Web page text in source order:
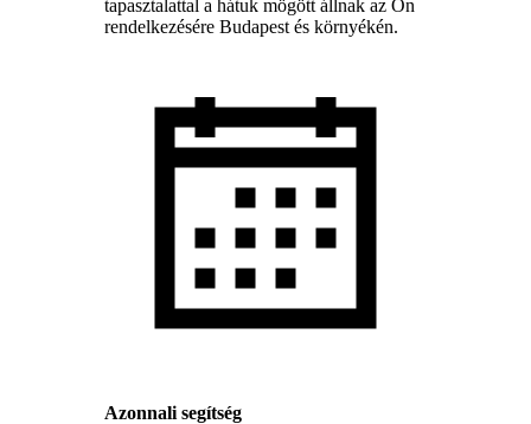
tapasztalattal a hátuk mögött állnak az Ön
rendelkezésére Budapest és környékén.
Azonnali segítség